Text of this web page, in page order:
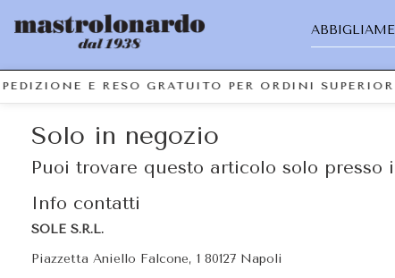
E RESO GRATUITO PER ORDINI
Solo in negozio
Puoi trovare questo articolo solo presso
Info contatti
SOLE S.R.L.
Piazzetta Aniello Falcone, 1 80127 Napoli